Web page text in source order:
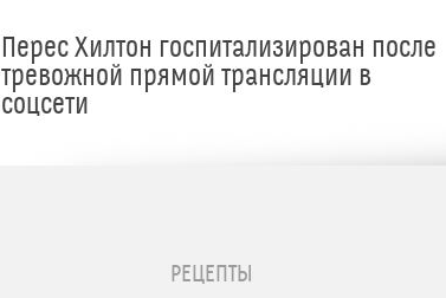
Перес Хилтон госпитализирован после
тревожной прямой трансляции в
соцсети
РЕЦЕПТЫ